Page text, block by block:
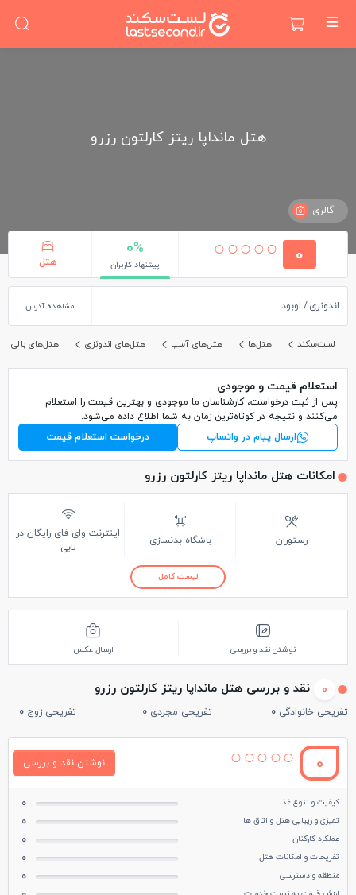
هتل مانداپا ریتز کارلتون رزرو
گالری
0
0%
پیشنهاد کاربران هتل
اندونزی اوبود مشاهده آدرس
لست‌سکند هتل‌ها هتل‌های آسیا هتل‌های اندونزی هتل‌های بالی
استعلام قیمت و موجودی
پس از ثبت درخواست، کارشناسان ما موجودی و بهترین قیمت را استعلام
می‌کنند و نتیجه در کوتاه‌ترین زمان به شما اطلاع داده می‌شود.
ارسال پیام در واتساپ
درخواست استعلام قیمت
امکانات هتل مانداپا ریتز کارلتون رزرو
رستوران باشگاه بدنسازی
اینترنت وای فای رایگان در
لابی
لیست کامل
نوشتن نقد و بررسی ارسال عکس
0 نقد و بررسی هتل مانداپا ریتز کارلتون رزرو
تفریحی خانوادگی 0 تفریحی مجردی 0 تفریحی زوج 0
0 نوشتن نقد و بررسی
کیفیت و تنوع غذا 0
تمیزی و زیبایی هتل و اتاق ها 0
عملکرد کارکنان 0
تفریحات و امکانات هتل 0
منطقه و دسترسی 0